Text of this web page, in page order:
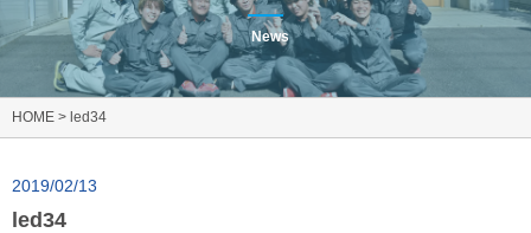
News
HOME > led34
2019/02/13
led34